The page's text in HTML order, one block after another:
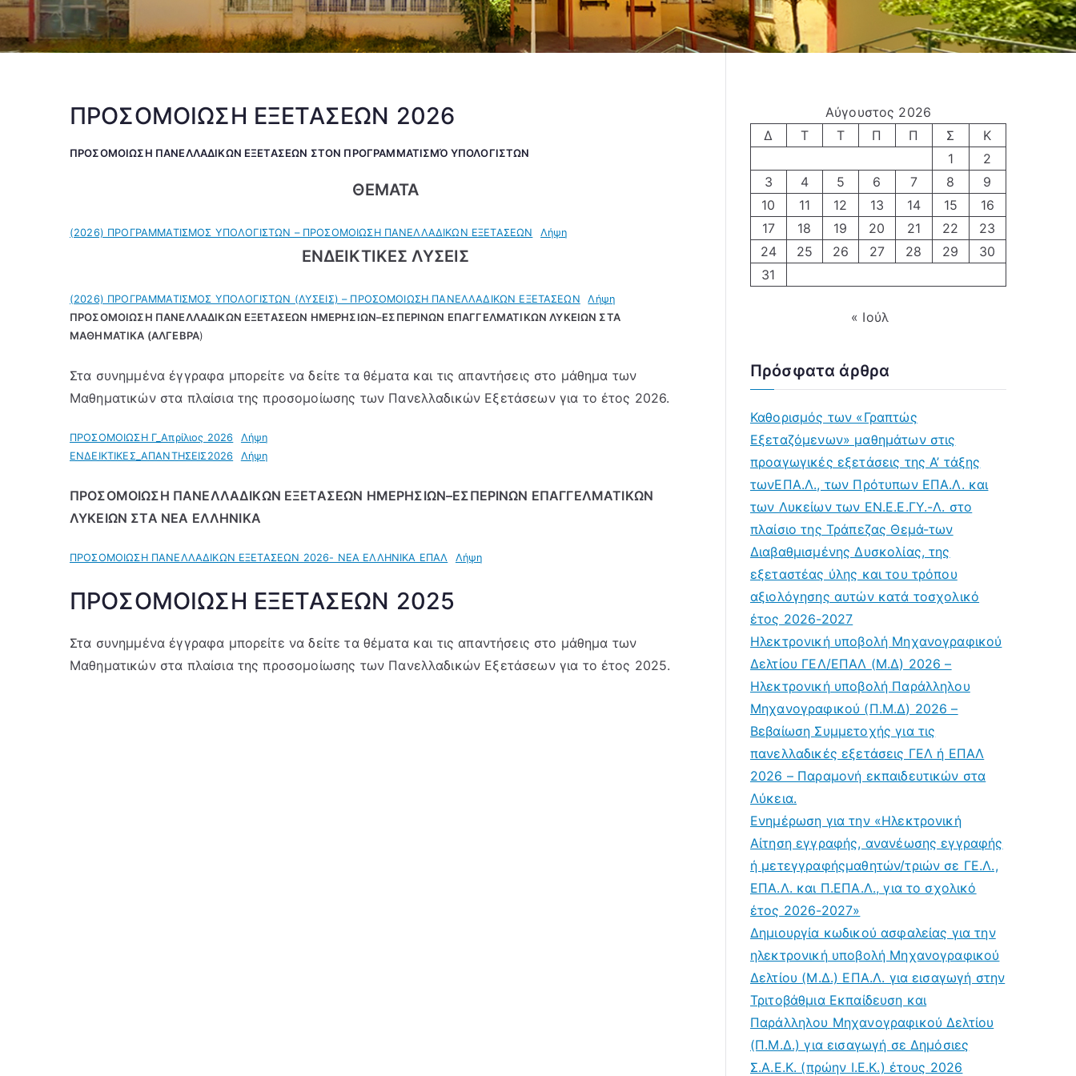
ΠΡΟΣΟΜΟΙΩΣΗ ΕΞΕΤΑΣΕΩΝ 2026
ΠΡΟΣΟΜΟΙΩΣΗ ΠΑΝΕΛΛΑΔΙΚΩΝ ΕΞΕΤΑΣΕΩΝ ΣΤΟΝ ΠΡΟΓΡΑΜΜΑΤΙΣΜΌ ΥΠΟΛΟΓΙΣΤΩΝ
ΘΕΜΑΤΑ
(2026) ΠΡΟΓΡΑΜΜΑΤΙΣΜΟΣ ΥΠΟΛΟΓΙΣΤΩΝ – ΠΡΟΣΟΜΟΙΩΣΗ ΠΑΝΕΛΛΑΔΙΚΩΝ ΕΞΕΤΑΣΕΩΝ Λήψη
ΕΝΔΕΙΚΤΙΚΕΣ ΛΥΣΕΙΣ
(2026) ΠΡΟΓΡΑΜΜΑΤΙΣΜΟΣ ΥΠΟΛΟΓΙΣΤΩΝ (ΛΥΣΕΙΣ) – ΠΡΟΣΟΜΟΙΩΣΗ ΠΑΝΕΛΛΑΔΙΚΩΝ ΕΞΕΤΑΣΕΩΝ Λήψη
ΠΡΟΣΟΜΟΙΩΣΗ ΠΑΝΕΛΛΑΔΙΚΩΝ ΕΞΕΤΑΣΕΩΝ ΗΜΕΡΗΣΙΩΝ–ΕΣΠΕΡΙΝΩΝ ΕΠΑΓΓΕΛΜΑΤΙΚΩΝ ΛΥΚΕΙΩΝ ΣΤΑ
ΜΑΘΗΜΑΤΙΚΑ (ΑΛΓΕΒΡΑ)
Στα συνημμένα έγγραφα μπορείτε να δείτε τα θέματα και τις απαντήσεις στο μάθημα των
Μαθηματικών στα πλαίσια της προσομοίωσης των Πανελλαδικών Εξετάσεων για το έτος 2026.
ΠΡΟΣΟΜΟΙΩΣΗ Γ_Απρίλιος 2026
Λήψη
ΕΝΔΕΙΚΤΙΚΕΣ_ΑΠΑΝΤΗΣΕΙΣ2026
Λήψη
ΠΡΟΣΟΜΟΙΩΣΗ ΠΑΝΕΛΛΑΔΙΚΩΝ ΕΞΕΤΑΣΕΩΝ ΗΜΕΡΗΣΙΩΝ–ΕΣΠΕΡΙΝΩΝ ΕΠΑΓΓΕΛΜΑΤΙΚΩΝ
ΛΥΚΕΙΩΝ ΣΤΑ ΝΕΑ ΕΛΛΗΝΙΚΑ
ΠΡΟΣΟΜΟΙΩΣΗ ΠΑΝΕΛΛΑΔΙΚΩΝ ΕΞΕΤΑΣΕΩΝ 2026- ΝΕΑ ΕΛΛΗΝΙΚΑ ΕΠΑΛ Λήψη
ΠΡΟΣΟΜΟΙΩΣΗ ΕΞΕΤΑΣΕΩΝ 2025
Στα συνημμένα έγγραφα μπορείτε να δείτε τα θέματα και τις απαντήσεις στο μάθημα των
Μαθηματικών στα πλαίσια της προσομοίωσης των Πανελλαδικών Εξετάσεων για το έτος 2025.
Αύγουστος 2026
Δ
Τ Τ Π Π Σ
Κ
1
2
3
4 5 6 7 8
9
10
11 12 13 14 15
16
17
18 19 20 21 22
23
24
25 26 27 28 29
30
31
« Ιούλ
Πρόσφατα άρθρα
Καθορισμός των «Γραπτώς
Εξεταζόμενων» μαθημάτων στις
προαγωγικές εξετάσεις της Α’ τάξης
τωνΕΠΑ.Λ., των Πρότυπων ΕΠΑ.Λ. και
των Λυκείων των ΕΝ.Ε.Ε.ΓΥ.-Λ. στο
πλαίσιο της Τράπεζας Θεμά-των
Διαβαθμισμένης Δυσκολίας, της
εξεταστέας ύλης και του τρόπου
αξιολόγησης αυτών κατά τοσχολικό
έτος 2026-2027
Ηλεκτρονική υποβολή Μηχανογραφικού
Δελτίου ΓΕΛ/ΕΠΑΛ (Μ.Δ) 2026 –
Ηλεκτρονική υποβολή Παράλληλου
Μηχανογραφικού (Π.Μ.Δ) 2026 –
Βεβαίωση Συμμετοχής για τις
πανελλαδικές εξετάσεις ΓΕΛ ή ΕΠΑΛ
2026 – Παραμονή εκπαιδευτικών στα
Λύκεια.
Ενημέρωση για την «Ηλεκτρονική
Αίτηση εγγραφής, ανανέωσης εγγραφής
ή μετεγγραφήςμαθητών/τριών σε ΓΕ.Λ.,
ΕΠΑ.Λ. και Π.ΕΠΑ.Λ., για το σχολικό
έτος 2026-2027»
Δημιουργία κωδικού ασφαλείας για την
ηλεκτρονική υποβολή Μηχανογραφικού
Δελτίου (Μ.Δ.) ΕΠΑ.Λ. για εισαγωγή στην
Τριτοβάθμια Εκπαίδευση και
Παράλληλου Μηχανογραφικού Δελτίου
(Π.Μ.Δ.) για εισαγωγή σε Δημόσιες
Σ.Α.Ε.Κ. (πρώην Ι.Ε.Κ.) έτους 2026